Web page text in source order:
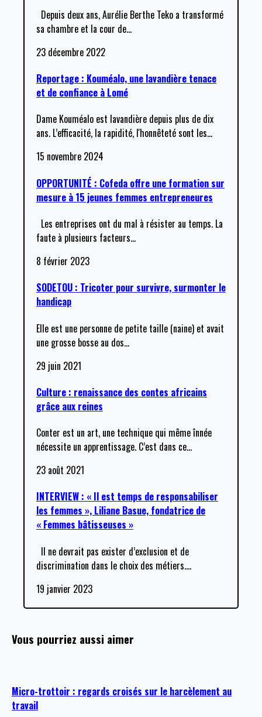
Depuis deux ans, Aurélie Berthe Teko a transformé
sa chambre et la cour de…
23 décembre 2022
Reportage : Kouméalo, une lavandière tenace
et de confiance à Lomé
Dame Kouméalo est lavandière depuis plus de dix
ans. L’efficacité, la rapidité, l'honnêteté sont les…
15 novembre 2024
OPPORTUNITÉ : Cofeda offre une formation sur
mesure à 15 jeunes femmes entrepreneures
Les entreprises ont du mal à résister au temps. La
faute à plusieurs facteurs…
8 février 2023
SODETOU : Tricoter pour survivre, surmonter le
handicap
Elle est une personne de petite taille (naine) et avait
une grosse bosse au dos…
29 juin 2021
Culture : renaissance des contes africains
grâce aux reines
Conter est un art, une technique qui même înnée
nécessite un apprentissage. C’est dans ce…
23 août 2021
INTERVIEW : « Il est temps de responsabiliser
les femmes », Liliane Basue, fondatrice de
« Femmes bâtisseuses »
Il ne devrait pas exister d’exclusion et de
discrimination dans le choix des métiers.…
19 janvier 2023
Vous pourriez aussi aimer
Micro-trottoir : regards croisés sur le harcèlement au
travail